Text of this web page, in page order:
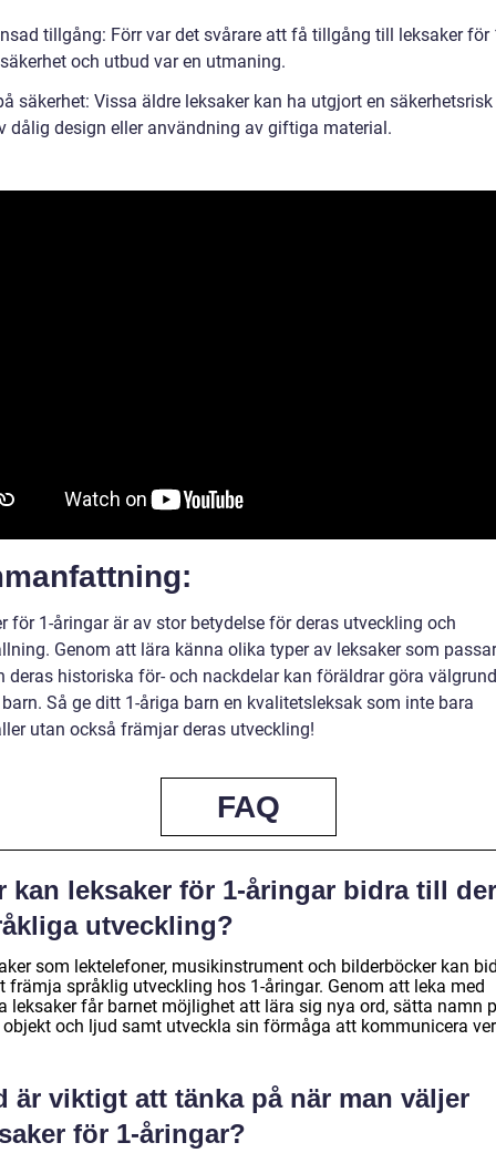
tillgång: Förr var det svårare att få tillgång till leksaker för
och utbud var en utmaning.
säkerhet: Vissa äldre leksaker kan ha utgjort en
dålig design eller användning av giftiga material.
för 1-åringar är av stor betydelse för deras utveckling och
Genom att lära känna olika typer av leksaker som
deras historiska för- och nackdelar kan föräldrar göra
Så ge ditt 1-åriga barn en kvalitetsleksak som inte bara
utan också främjar deras utveckling!
FAQ
kan leksaker för 1-åringar bidra till
utveckling?
som lektelefoner, musikinstrument och bilderböcker kan
främja språklig utveckling hos 1-åringar. Genom att leka med
leksaker får barnet möjlighet att lära sig nya ord, sätta namn
och ljud samt utveckla sin förmåga att kommunicera
är viktigt att tänka på när man väljer
för 1-åringar?